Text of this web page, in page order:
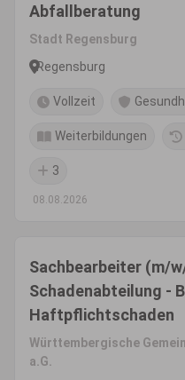
Abfallberatung
Stadt Regensburg
Regensburg
Vollzeit
Weiterbildungen
3
08.08.2026
Sachbearbeiter (m/
Schadenabteilung -
Haftpflichtschaden
Württembergische
a.G.